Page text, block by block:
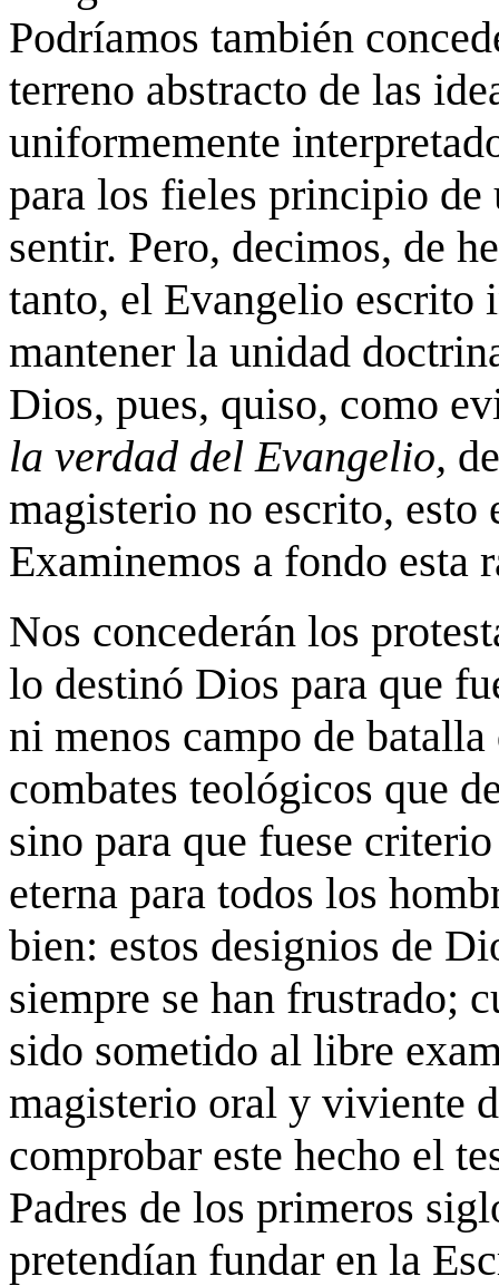
Podríamos también
terreno abstracto de las
uniformemente
para los fieles principio
sentir. Pero, decimos, de
tanto, el Evangelio escrito
mantener la unidad
Dios, pues, quiso, como
la verdad del Evangelio,
magisterio no escrito,
Examinemos a fondo esta
Nos concederán los
lo destinó Dios para que
ni menos campo de
combates teológicos que
sino para que fuese
eterna para todos los
bien: estos designios de
siempre se han frustrado;
sido sometido al libre
magisterio oral y viviente
comprobar este hecho el
Padres de los primeros
pretendían fundar en la